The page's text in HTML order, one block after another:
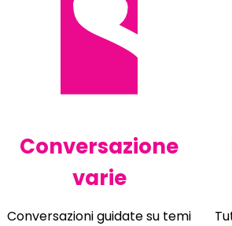
Conversazione
varie
Conversazioni guidate su temi